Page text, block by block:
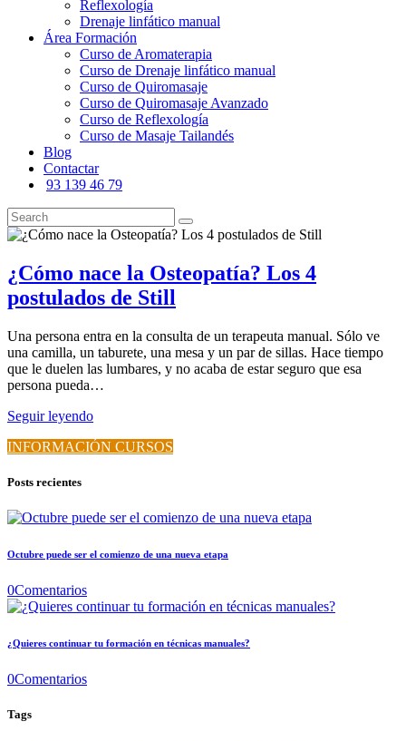
Reflexología
Drenaje linfático manual
Área Formación
Curso de Aromaterapia
Curso de Drenaje linfático manual
Curso de Quiromasaje
Curso de Quiromasaje Avanzado
Curso de Reflexología
Curso de Masaje Tailandés
Blog
Contactar
93 139 46 79
¿Cómo nace la Osteopatía? Los 4
postulados de Still
Una persona entra en la consulta de un terapeuta manual. Sólo ve
una camilla, un taburete, una mesa y un par de sillas. Hace tiempo
que le duelen las lumbares, y no acaba de estar seguro que esa
persona pueda…
Seguir leyendo
INFORMACIÓN CURSOS
Posts recientes
Octubre puede ser el comienzo de una nueva etapa
0Comentarios
¿Quieres continuar tu formación en técnicas manuales?
0Comentarios
Tags